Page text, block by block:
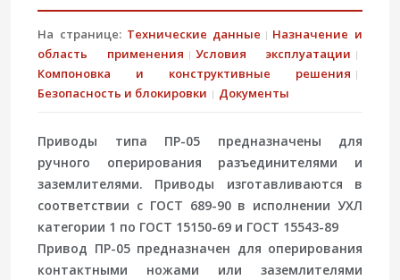
На странице: Технические данные
Назначение и
область применения
Условия эксплуатации
Компоновка и конструктивные решения
Безопасность и блокировки
Документы
Приводы типа ПР-05 предназначены для
ручного оперирования разъединителями и
заземлителями. Приводы изготавливаются в
соответствии с ГОСТ 689-90 в исполнении УХЛ
категории 1 по ГОСТ 15150-69 и ГОСТ 15543-89
Привод ПР-05 предназначен для оперирования
контактными ножами или заземлителями